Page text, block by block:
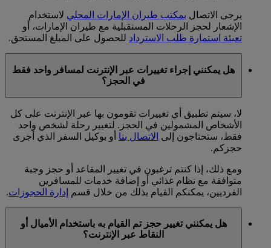
يرجى الاتصال بمكتب طيران الإمارات المحلي لاستخدام
الإشعار لحجز الرحلات المستقبلية مع طيران الإمارات، أو
تعبئة استمارة طلب الاسترداد للحصول على المبلغ المستحق.
هل يمكنني إجراء تغييرات عبر الإنترنت لمسافر واحد فقط
في الحجز؟
لا، سيتم تطبيق أي تغييرات تقومون بها عبر الإنترنت على كل
الأشخاص المشمولين في الحجز. لتغيير رحلة لشخص واحد
فقط، ستحتاجون إلى الاتصال بنا أو بوكيل السفر الذي أجرى
حجزكم.
ومع ذلك، إذا كنتم ترغبون في تغيير المقاعد أو حجز وجبة
متوافقة مع نظام غذائي أو إضافة خدمات للمسافرين
الفرديين، يمكنكم القيام بذلك من خلال قسم
إدارة الحجوزات.
هل يمكنني تغيير حجز تم القيام به باستخدام الأميال أو
النقاط عبر الإنترنت؟